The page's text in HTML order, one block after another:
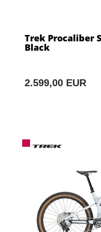
Trek Procaliber
Black
2.599,00 EUR